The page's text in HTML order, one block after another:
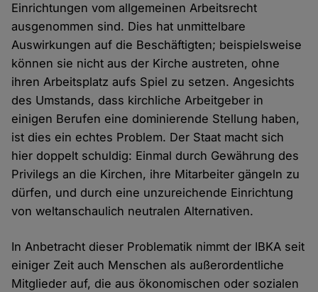
Einrichtungen vom allgemeinen Arbeitsrecht
ausgenommen sind. Dies hat unmittelbare
Auswirkungen auf die Beschäftigten; beispielsweise
können sie nicht aus der Kirche austreten, ohne
ihren Arbeitsplatz aufs Spiel zu setzen. Angesichts
des Umstands, dass kirchliche Arbeitgeber in
einigen Berufen eine dominierende Stellung haben,
ist dies ein echtes Problem. Der Staat macht sich
hier doppelt schuldig: Einmal durch Gewährung des
Privilegs an die Kirchen, ihre Mitarbeiter gängeln zu
dürfen, und durch eine unzureichende Einrichtung
von weltanschaulich neutralen Alternativen.
In Anbetracht dieser Problematik nimmt der IBKA seit
einiger Zeit auch Menschen als außerordentliche
Mitglieder auf, die aus ökonomischen oder sozialen